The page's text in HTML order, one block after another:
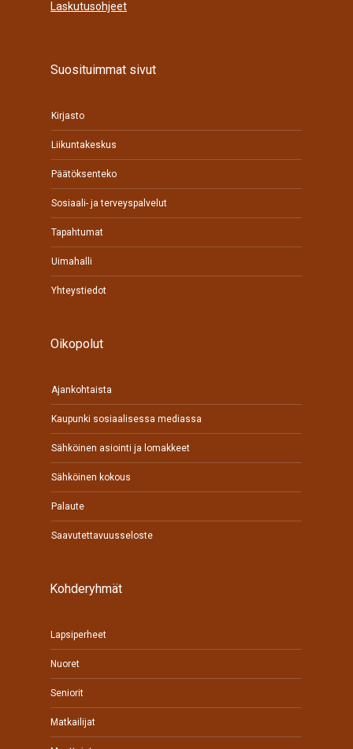
Laskutusohjeet
Suosituimmat sivut
Kirjasto
Liikuntakeskus
Päätöksenteko
Sosiaali- ja terveyspalvelut
Tapahtumat
Uimahalli
Yhteystiedot
Oikopolut
Ajankohtaista
Kaupunki sosiaalisessa mediassa
Sähköinen asiointi ja lomakkeet
Sähköinen kokous
Palaute
Saavutettavuusseloste
Kohderyhmät
Lapsiperheet
Nuoret
Seniorit
Matkailijat